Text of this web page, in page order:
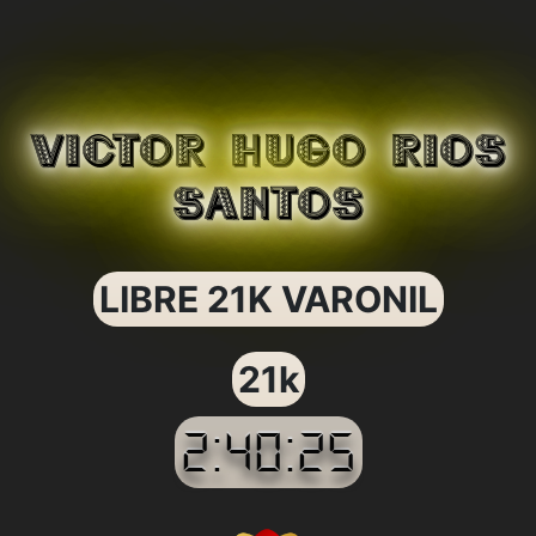
VICTOR HUGO RIOS
SANTOS
LIBRE 21K VARONIL
21k
2:40:25